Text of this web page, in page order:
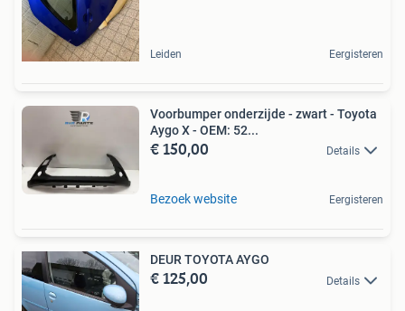
Leiden Eergisteren
Voorbumper onderzijde - zwart - Toyota
Aygo X - OEM: 52...
€ 150,00 Details
Bezoek website Eergisteren
DEUR TOYOTA AYGO
€ 125,00 Details